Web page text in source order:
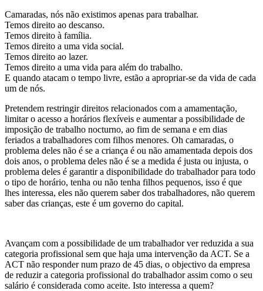
Camaradas, nós não existimos apenas para trabalhar.
Temos direito ao descanso.
Temos direito à família.
Temos direito a uma vida social.
Temos direito ao lazer.
Temos direito a uma vida para além do trabalho.
E quando atacam o tempo livre, estão a apropriar-se da vida de cada
um de nós.
Pretendem restringir direitos relacionados com a amamentação,
limitar o acesso a horários flexíveis e aumentar a possibilidade de
imposição de trabalho nocturno, ao fim de semana e em dias
feriados a trabalhadores com filhos menores. Oh camaradas, o
problema deles não é se a criança é ou não amamentada depois dos
dois anos, o problema deles não é se a medida é justa ou injusta, o
problema deles é garantir a disponibilidade do trabalhador para todo
o tipo de horário, tenha ou não tenha filhos pequenos, isso é que
lhes interessa, eles não querem saber dos trabalhadores, não querem
saber das crianças, este é um governo do capital.
Avançam com a possibilidade de um trabalhador ver reduzida a sua
categoria profissional sem que haja uma intervenção da ACT. Se a
ACT não responder num prazo de 45 dias, o objectivo da empresa
de reduzir a categoria profissional do trabalhador assim como o seu
salário é considerada como aceite. Isto interessa a quem?